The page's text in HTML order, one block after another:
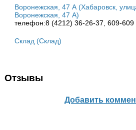
Воронежская, 47 А (Хабаровск,
Воронежская, 47 А)
телефон:8 (4212) 36-26-37, 609-609
Склад (Склад)
Отзывы
Добавить